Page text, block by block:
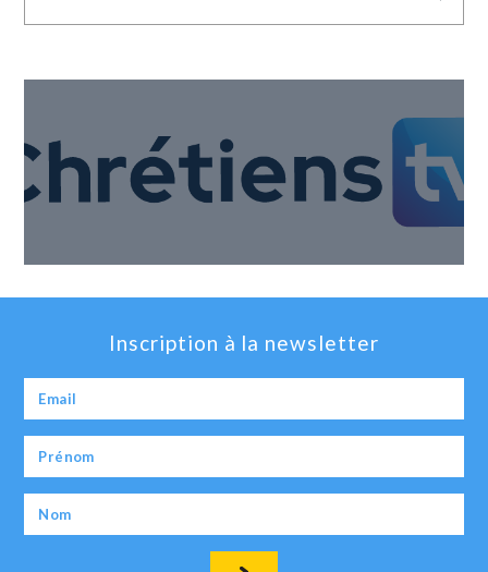
Inscription à la newsletter